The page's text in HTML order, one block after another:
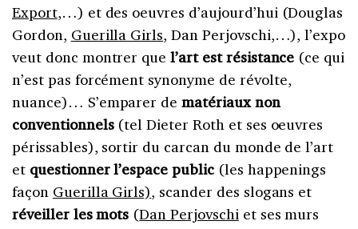
Export,…) et des oeuvres d’aujourd’hui (Douglas
Gordon, Guerilla Girls, Dan Perjovschi,…), l’expo
veut donc montrer quel’art est résistance (ce qui
n’est pas forcément synonyme de révolte,
nuance)… S’emparer dematériaux non
conventionnels(tel Dieter Roth et ses oeuvres
périssables), sortir du carcan du monde de l’art
et questionner l’espace public(les happenings
façon Guerilla Girls), scander des slogans et
réveiller les mots (Dan Perjovschiet ses murs